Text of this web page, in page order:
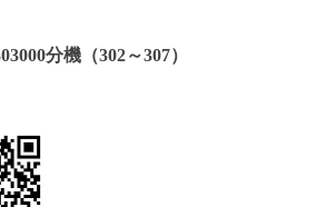
分機（302～307）